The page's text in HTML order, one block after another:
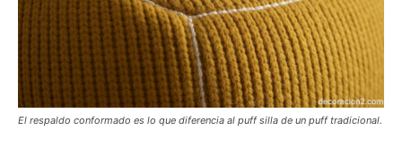
El respaldo conformado es lo que diferencia al puff silla de un puff tradicional.